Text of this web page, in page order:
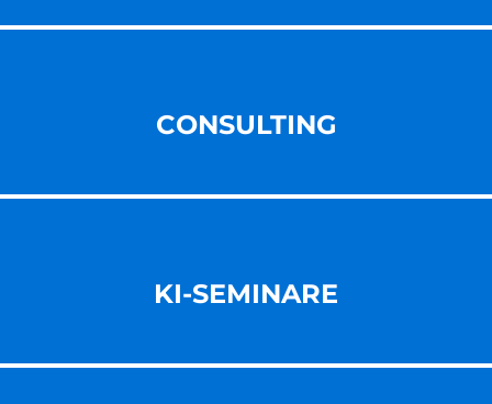
CONSULTING
KI-SEMINARE